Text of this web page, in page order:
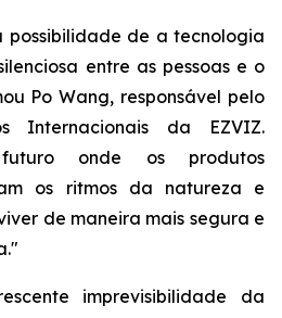
possibilidade de a tecnologia
entre as pessoas e o
Po Wang, responsável pelo
Internacionais da EZVIZ.
onde os produtos
os ritmos da natureza e
de maneira mais segura e
imprevisibilidade da